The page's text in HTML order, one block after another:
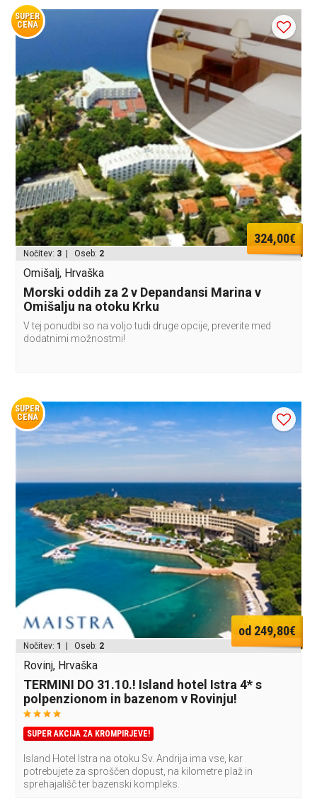
SUPER
CENA
324,00€
Nočitev: 3 | Oseb: 2
Omišalj, Hrvaška
Morski oddih za 2 v Depandansi Marina v
Omišalju na otoku Krku
V tej ponudbi so na voljo tudi druge opcije, preverite med
dodatnimi možnostmi!
SUPER
CENA
od 249,80€
Nočitev: 1 | Oseb: 2
Rovinj, Hrvaška
TERMINI DO 31.10.! Island hotel Istra 4* s
polpenzionom in bazenom v Rovinju!
SUPER AKCIJA ZA KROMPIRJEVE!
Island Hotel Istra na otoku Sv. Andrija ima vse, kar
potrebujete za sproščen dopust, na kilometre plaž in
sprehajališč ter bazenski kompleks.